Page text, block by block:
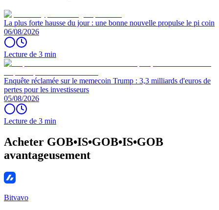
La plus forte hausse du jour : une bonne nouvelle propulse le pi coin
06/08/2026
Lecture de 3 min
Enquête réclamée sur le memecoin Trump : 3,3 milliards d'euros de
pertes pour les investisseurs
05/08/2026
Lecture de 3 min
Acheter GOB•IS•GOB•IS•GOB
avantageusement
Bitvavo